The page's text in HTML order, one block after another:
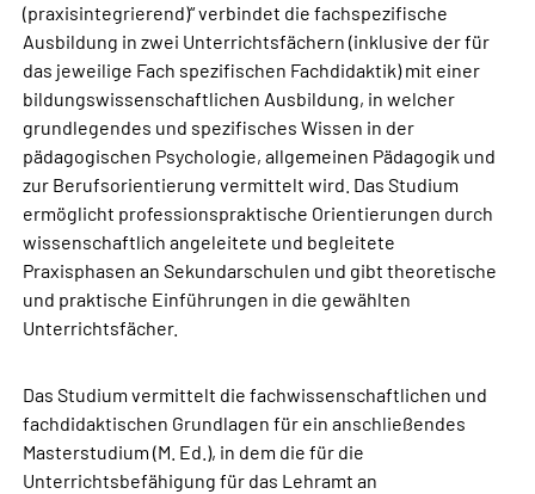
(praxisintegrierend)“ verbindet die fachspezifische
Ausbildung in zwei Unterrichtsfächern (inklusive der für
das jeweilige Fach spezifischen Fachdidaktik) mit einer
bildungswissenschaftlichen Ausbildung, in welcher
grundlegendes und spezifisches Wissen in der
pädagogischen Psychologie, allgemeinen Pädagogik und
zur Berufsorientierung vermittelt wird. Das Studium
ermöglicht professionspraktische Orientierungen durch
wissenschaftlich angeleitete und begleitete
Praxisphasen an Sekundarschulen und gibt theoretische
und praktische Einführungen in die gewählten
Unterrichtsfächer.
Das Studium vermittelt die fachwissenschaftlichen und
fachdidaktischen Grundlagen für ein anschließendes
Masterstudium (M. Ed.), in dem die für die
Unterrichtsbefähigung für das Lehramt an